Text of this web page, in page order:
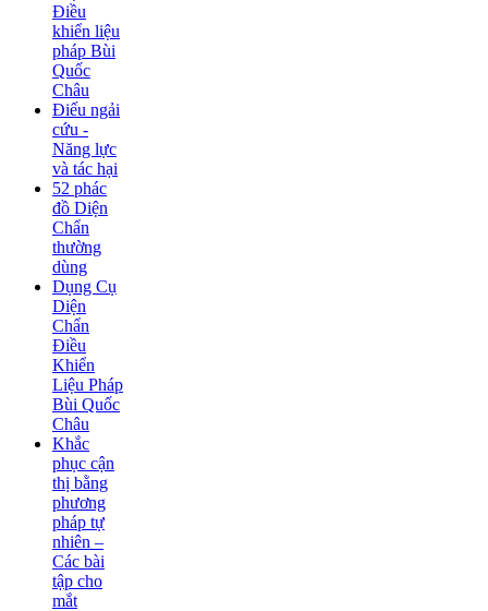
Điều
khiển liệu
pháp Bùi
Quốc
Châu
Điếu ngải
cứu -
Năng lực
và tác hại
52 phác
đồ Diện
Chẩn
thường
dùng
Dụng Cụ
Diện
Chẩn
Điều
Khiển
Liệu Pháp
Bùi Quốc
Châu
Khắc
phục cận
thị bằng
phương
pháp tự
nhiên –
Các bài
tập cho
mắt